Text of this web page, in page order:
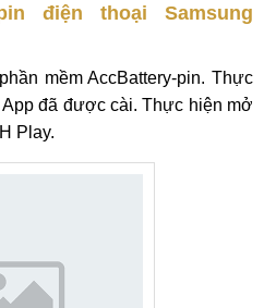
điện thoại Samsung
mềm AccBattery-pin. Thực
đã được cài. Thực hiện mở
Play.